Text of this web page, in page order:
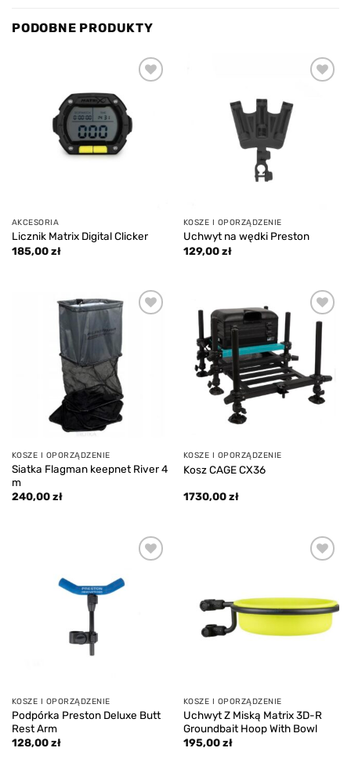
PODOBNE PRODUKTY
AKCESORIA
Licznik Matrix Digital Clicker
185,00zł
KOSZE I OPORZĄDZENIE
Uchwyt na wędki Preston
129,00zł
KOSZE I OPORZĄDZENIE
Siatka Flagman keepnet River 4
m
240,00zł
Add to
wishlist
KOSZE I OPORZĄDZENIE
Kosz CAGE CX36
1730,00zł
KOSZE I OPORZĄDZENIE
Podpórka Preston Deluxe Butt
Rest Arm
128,00zł
KOSZE I OPORZĄDZENIE
Uchwyt Z Miską Matrix 3D-R
Groundbait Hoop With Bowl
195,00zł